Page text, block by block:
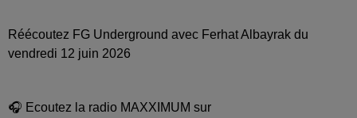
Réécoutez FG Underground avec Ferhat Albayrak du
vendredi 12 juin 2026
🎧 Ecoutez la radio MAXXIMUM sur